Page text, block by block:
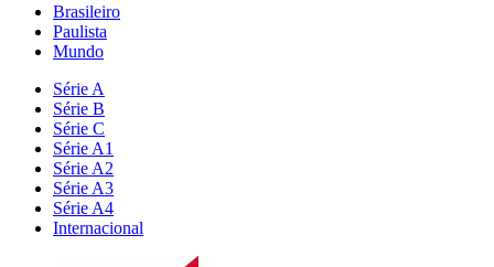
Brasileiro
Paulista
Mundo
Série A
Série B
Série C
Série A1
Série A2
Série A3
Série A4
Internacional